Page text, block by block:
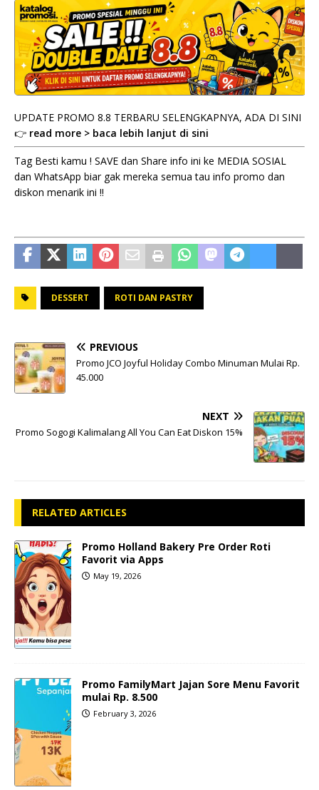
UPDATE PROMO 8.8 TERBARU SELENGKAPNYA, ADA DI SINI
👉 read more > baca lebih lanjut di sini
Tag Besti kamu ! SAVE dan Share info ini ke MEDIA SOSIAL
dan WhatsApp biar gak mereka semua tau info promo dan
diskon menarik ini !!
DESSERT ROTI DAN PASTRY
PREVIOUS
Promo JCO Joyful Holiday Combo Minuman Mulai Rp.
45.000
NEXT
Promo Sogogi Kalimalang All You Can Eat Diskon 15%
RELATED ARTICLES
Promo Holland Bakery Pre Order Roti
Favorit via Apps
May 19, 2026
Promo FamilyMart Jajan Sore Menu Favorit
mulai Rp. 8.500
February 3, 2026